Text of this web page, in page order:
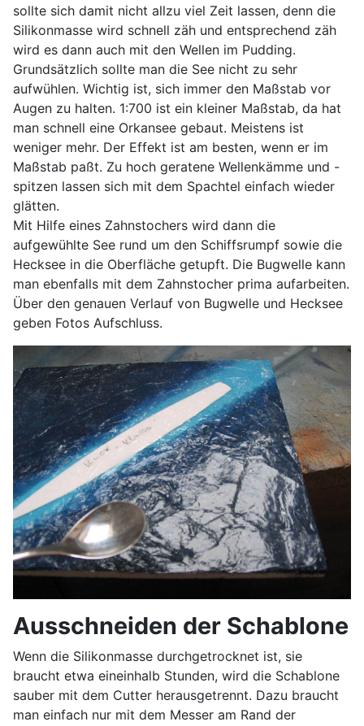
sollte sich damit nicht allzu viel Zeit lassen, denn die
Silikonmasse wird schnell zäh und entsprechend zäh
wird es dann auch mit den Wellen im Pudding.
Grundsätzlich sollte man die See nicht zu sehr
aufwühlen. Wichtig ist, sich immer den Maßstab vor
Augen zu halten. 1:700 ist ein kleiner Maßstab, da hat
man schnell eine Orkansee gebaut. Meistens ist
weniger mehr. Der Effekt ist am besten, wenn er im
Maßstab paßt. Zu hoch geratene Wellenkämme und -
spitzen lassen sich mit dem Spachtel einfach wieder
glätten.
Mit Hilfe eines Zahnstochers wird dann die
aufgewühlte See rund um den Schiffsrumpf sowie die
Hecksee in die Oberfläche getupft. Die Bugwelle kann
man ebenfalls mit dem Zahnstocher prima aufarbeiten.
Über den genauen Verlauf von Bugwelle und Hecksee
geben Fotos Aufschluss.
Ausschneiden der Schablone
Wenn die Silikonmasse durchgetrocknet ist, sie
braucht etwa eineinhalb Stunden, wird die Schablone
sauber mit dem Cutter herausgetrennt. Dazu braucht
man einfach nur mit dem Messer am Rand der